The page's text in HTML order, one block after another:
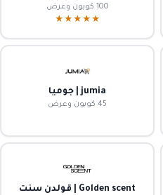
100 كوبون وعرض
★★★★★
jumia | جوميا
45 كوبون وعرض
Golden scent | قولدن سنت